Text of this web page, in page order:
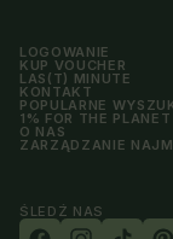
LOGOWANIE
KUP VOUCHER
LAS(T) MINUTE
KONTAKT
POPULARNE
1% FOR THE PLANET
O NAS
ZARZĄDZANIE
ŚLEDŹ NAS